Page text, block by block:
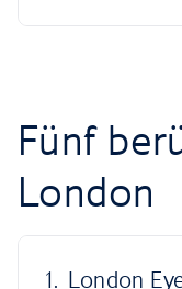
Fünf
London
1. London